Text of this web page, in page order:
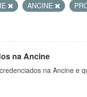
ANCINE
na Ancine
na Ancine e